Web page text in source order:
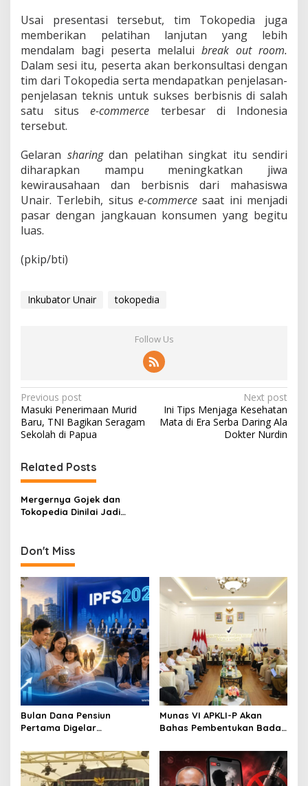
Usai presentasi tersebut, tim Tokopedia juga
memberikan pelatihan lanjutan yang lebih
mendalam bagi peserta melalui break out room.
Dalam sesi itu, peserta akan berkonsultasi dengan
tim dari Tokopedia serta mendapatkan penjelasan-
penjelasan teknis untuk sukses berbisnis di salah
satu situse-commerce terbesar di Indonesia
tersebut.
Gelaran sharing dan pelatihan singkat itu sendiri
diharapkan mampu meningkatkan jiwa
kewirausahaan dan berbisnis dari mahasiswa
Unair. Terlebih, situs e-commercesaat ini menjadi
pasar dengan jangkauan konsumen yang begitu
luas.
(pkip/bti)
Inkubator Unair tokopedia
Follow Us
P
o
s
t
n
a
v
g
a
t
i
o
n
Previous post
Masuki Penerimaan Murid
Baru, TNI Bagikan Seragam
Sekolah di Papua
Next post
Ini Tips Menjaga Kesehatan
Mata di Era Serba Daring Ala
Dokter Nurdin
Related Posts
Mergernya Gojek dan
Tokopedia Dinilai Jadi
Don't Miss
Bulan Dana Pensiun
Pertama Digelar
Perkuat Ekosistem Pensiun
Berkelanjutan
Munas VI APKLI-P Akan
Bahas Pembentukan Badan
Dinilai Penting Hadapi
Bonus Demografi